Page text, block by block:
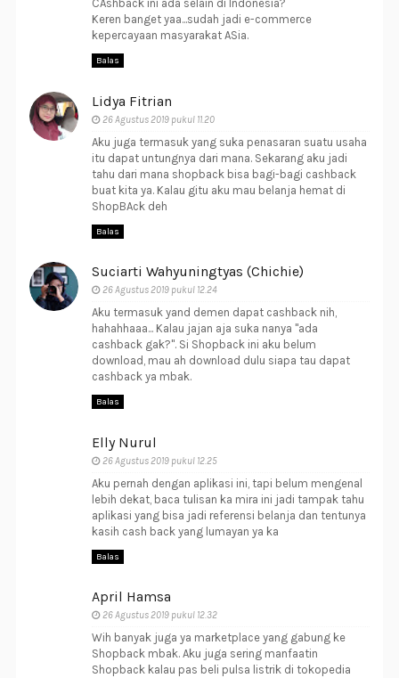
CAshback ini ada selain di Indonesia?
Keren banget yaa...sudah jadi e-commerce
kepercayaan masyarakat ASia.
Balas
Lidya Fitrian
26 Agustus 2019 pukul 11.20
Aku juga termasuk yang suka penasaran suatu usaha
itu dapat untungnya dari mana. Sekarang aku jadi
tahu dari mana shopback bisa bagi-bagi cashback
buat kita ya. Kalau gitu aku mau belanja hemat di
ShopBAck deh
Balas
Suciarti Wahyuningtyas (Chichie)
26 Agustus 2019 pukul 12.24
Aku termasuk yand demen dapat cashback nih,
hahahhaaa... Kalau jajan aja suka nanya "ada
cashback gak?". Si Shopback ini aku belum
download, mau ah download dulu siapa tau dapat
cashback ya mbak.
Balas
Elly Nurul
26 Agustus 2019 pukul 12.25
Aku pernah dengan aplikasi ini, tapi belum mengenal
lebih dekat, baca tulisan ka mira ini jadi tampak tahu
aplikasi yang bisa jadi referensi belanja dan tentunya
kasih cash back yang lumayan ya ka
Balas
April Hamsa
26 Agustus 2019 pukul 12.32
Wih banyak juga ya marketplace yang gabung ke
Shopback mbak. Aku juga sering manfaatin
Shopback kalau pas beli pulsa listrik di tokopedia